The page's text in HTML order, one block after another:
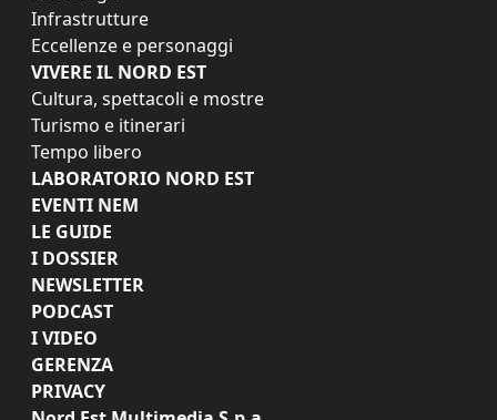
Infrastrutture
Eccellenze e personaggi
VIVERE IL NORD EST
Cultura, spettacoli e mostre
Turismo e itinerari
Tempo libero
LABORATORIO NORD EST
EVENTI NEM
LE GUIDE
I DOSSIER
NEWSLETTER
PODCAST
I VIDEO
GERENZA
PRIVACY